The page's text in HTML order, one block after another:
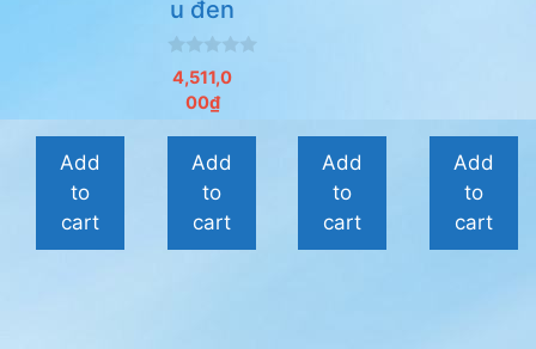
Add
to
cart
u đen
0
n
à
4,511,0
00₫
Add
to
cart
Add
to
cart
Add
to
cart